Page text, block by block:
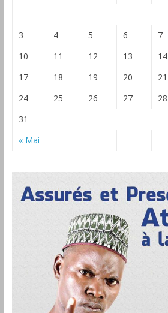
« Mai
3
4 5 6 7
10
11 12 13 14
17
18 19 20 21
24
25 26 27 28
31